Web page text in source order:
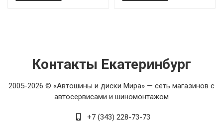
Контакты Екатеринбург
2005-2026 © «Автошины и диски Мира» — сеть магазинов с
автосервисами и шиномонтажом
+7 (343) 228-73-73